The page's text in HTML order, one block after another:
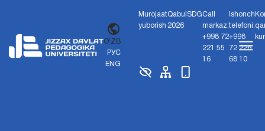
O'ZB
РУС
ENG
Murojaat
yuborish
Qabul
2026
SDGCall
markaz:
+998 72
221 55
16
Ishonch
telefoni:
+998
72 226
68 10